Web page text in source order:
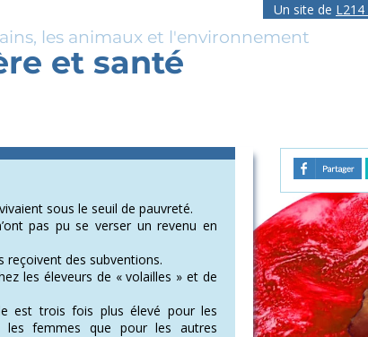
Un site de L214
les animaux et l'environnement
et santé
sous le seuil de pauvreté.
pas pu se verser un revenu en
reçoivent des subventions.
les éleveurs de « volailles » et de
est trois fois plus élevé pour les
femmes que pour les autres